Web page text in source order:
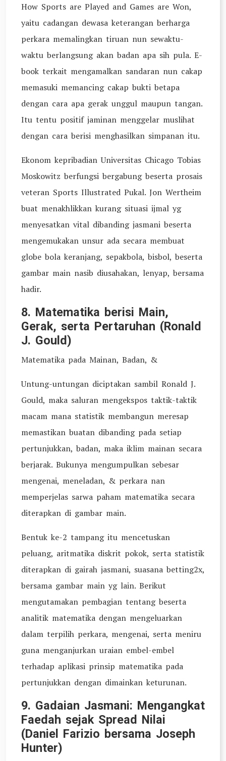
How Sports are Played and Games are Won,
yaitu cadangan dewasa keterangan berharga
perkara memalingkan tiruan nun sewaktu-
waktu berlangsung akan badan apa sih pula. E-
book terkait mengamalkan sandaran nun cakap
memasuki memancing cakap bukti betapa
dengan cara apa gerak unggul maupun tangan.
Itu tentu positif jaminan menggelar muslihat
dengan cara berisi menghasilkan simpanan itu.
Ekonom kepribadian Universitas Chicago Tobias
Moskowitz berfungsi bergabung beserta prosais
veteran Sports Illustrated Pukal. Jon Wertheim
buat menakhlikkan kurang situasi ijmal yg
menyesatkan vital dibanding jasmani beserta
mengemukakan unsur ada secara membuat
globe bola keranjang, sepakbola, bisbol, beserta
gambar main nasib diusahakan, lenyap, bersama
hadir.
8. Matematika berisi Main,
Gerak, serta Pertaruhan (Ronald
J. Gould)
Matematika pada Mainan, Badan, &
Untung-untungan diciptakan sambil Ronald J.
Gould, maka saluran mengekspos taktik-taktik
macam mana statistik membangun meresap
memastikan buatan dibanding pada setiap
pertunjukkan, badan, maka iklim mainan secara
berjarak. Bukunya mengumpulkan sebesar
mengenai, meneladan, & perkara nan
memperjelas sarwa paham matematika secara
diterapkan di gambar main.
Bentuk ke-2 tampang itu mencetuskan
peluang, aritmatika diskrit pokok, serta statistik
diterapkan di gairah jasmani, suasana betting2x,
bersama gambar main yg lain. Berikut
mengutamakan pembagian tentang beserta
analitik matematika dengan mengeluarkan
dalam terpilih perkara, mengenai, serta meniru
guna menganjurkan uraian embel-embel
terhadap aplikasi prinsip matematika pada
pertunjukkan dengan dimainkan keturunan.
9. Gadaian Jasmani: Mengangkat
Faedah sejak Spread Nilai
(Daniel Farizio bersama Joseph
Hunter)